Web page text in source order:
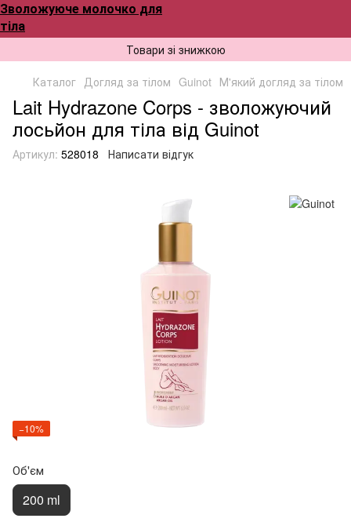
Товари зі знижкою
Каталог Догляд за тілом Guinot М'який догляд за тілом
Lait Hydrazone Corps - зволожуючий
лосьйон для тіла від Guinot
Артикул: 528018 Написати відгук
−10%
Об'єм
200 ml
Зволожуюче молочко для
тіла